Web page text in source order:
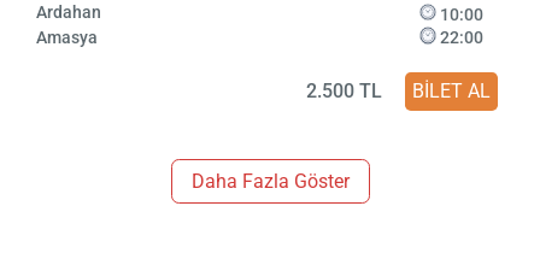
Ardahan
Amasya
10:00
22:00
2.500 TL BİLET AL
Daha Fazla Göster